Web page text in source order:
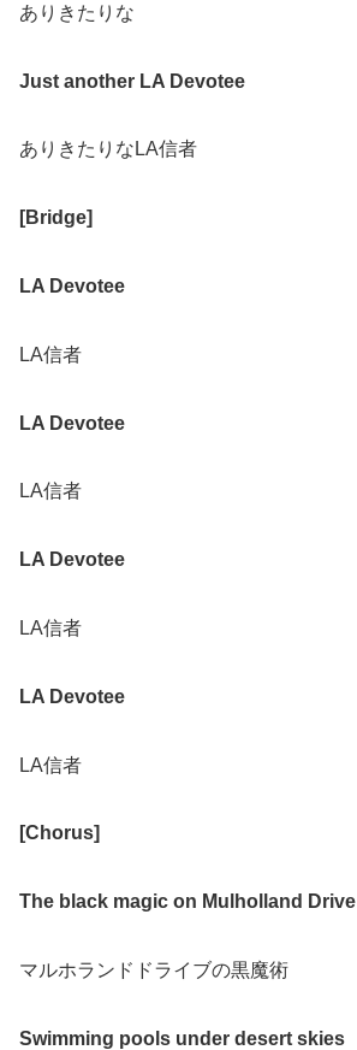
ありきたりな
Just another LA Devotee
ありきたりなLA信者
[Bridge]
LA Devotee
LA信者
LA Devotee
LA信者
LA Devotee
LA信者
LA Devotee
LA信者
[Chorus]
The black magic on Mulholland Drive
マルホランドドライブの黒魔術
Swimming pools under desert skies